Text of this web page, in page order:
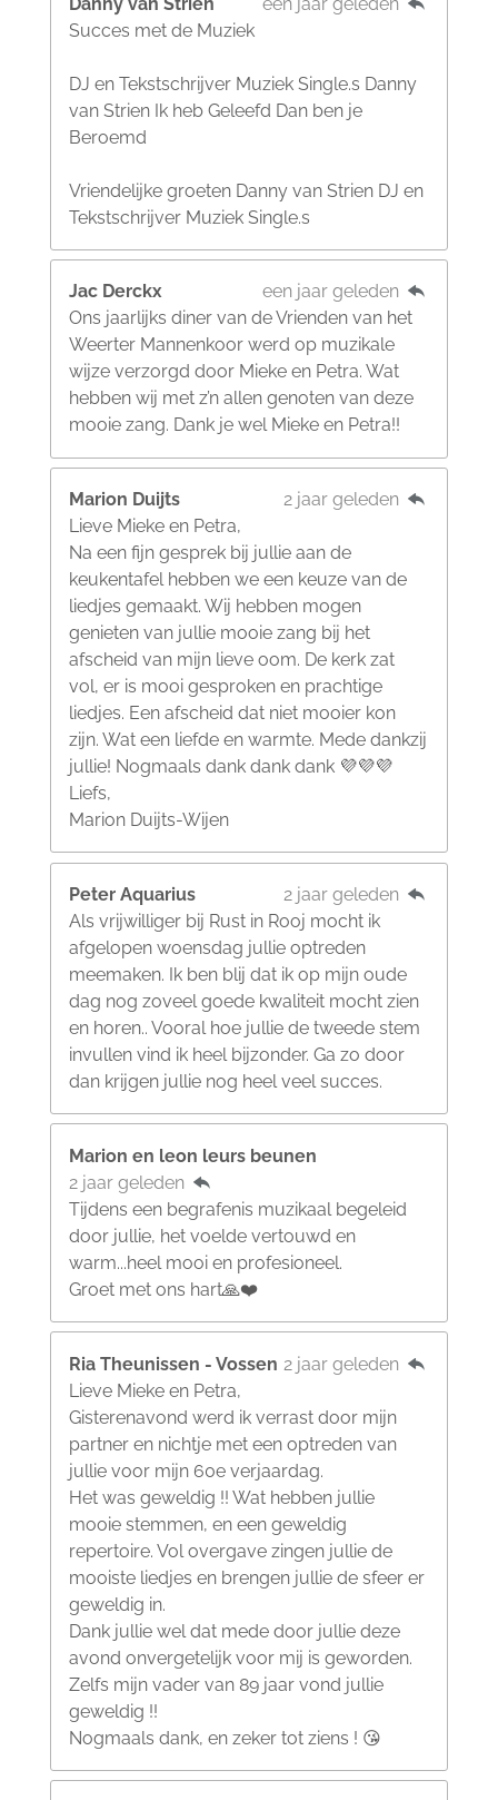
Succes met de Muziek
DJ en Tekstschrijver Muziek Single.s Danny
van Strien Ik heb Geleefd Dan ben je
Beroemd
Vriendelijke groeten Danny van Strien DJ en
Tekstschrijver Muziek Single.s
Jac Derckx
een jaar geleden
Ons jaarlijks diner van de Vrienden van het
Weerter Mannenkoor werd op muzikale
wijze verzorgd door Mieke en Petra. Wat
hebben wij met z’n allen genoten van deze
mooie zang. Dank je wel Mieke en Petra!!
Marion Duijts
2 jaar geleden
Lieve Mieke en Petra,
Na een fijn gesprek bij jullie aan de
keukentafel hebben we een keuze van de
liedjes gemaakt. Wij hebben mogen
genieten van jullie mooie zang bij het
afscheid van mijn lieve oom. De kerk zat
vol, er is mooi gesproken en prachtige
liedjes. Een afscheid dat niet mooier kon
zijn. Wat een liefde en warmte. Mede dankzij
jullie! Nogmaals dank dank dank 💜💜💜
Liefs,
Marion Duijts-Wijen
Peter Aquarius
2 jaar geleden
Als vrijwilliger bij Rust in Rooj mocht ik
afgelopen woensdag jullie optreden
meemaken. Ik ben blij dat ik op mijn oude
dag nog zoveel goede kwaliteit mocht zien
en horen.. Vooral hoe jullie de tweede stem
invullen vind ik heel bijzonder. Ga zo door
dan krijgen jullie nog heel veel succes.
Marion en leon leurs beunen
2 jaar geleden
Tijdens een begrafenis muzikaal begeleid
door jullie, het voelde vertouwd en
warm...heel mooi en profesioneel.
Groet met ons hart🙏❤️
Ria Theunissen - Vossen 2 jaar geleden
Lieve Mieke en Petra,
Gisterenavond werd ik verrast door mijn
partner en nichtje met een optreden van
jullie voor mijn 60e verjaardag.
Het was geweldig !! Wat hebben jullie
mooie stemmen, en een geweldig
repertoire. Vol overgave zingen jullie de
mooiste liedjes en brengen jullie de sfeer er
geweldig in.
Dank jullie wel dat mede door jullie deze
avond onvergetelijk voor mij is geworden.
Zelfs mijn vader van 89 jaar vond jullie
geweldig !!
Nogmaals dank, en zeker tot ziens ! 😘